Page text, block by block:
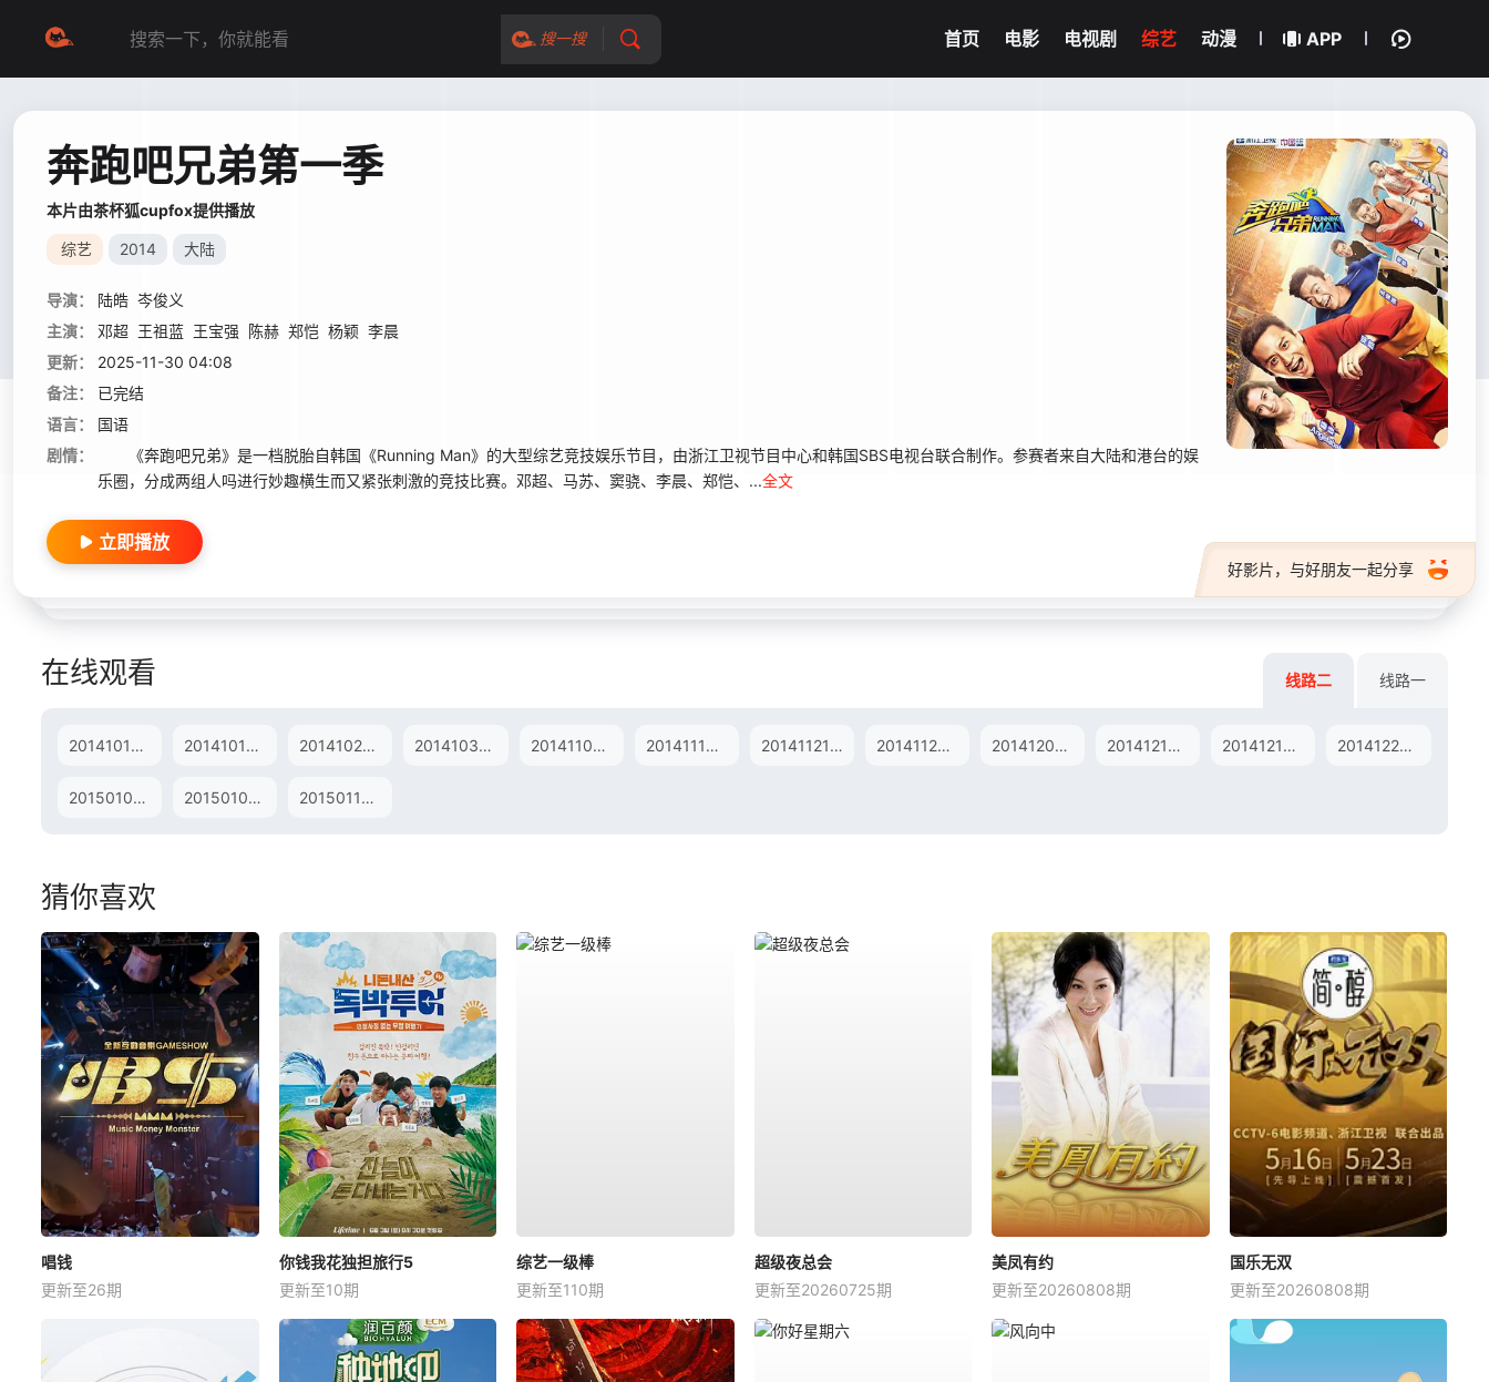
搜一搜 首页 电影 电视剧 综艺 动漫 APP
奔跑吧兄弟第一季
本片由茶杯狐cupfox提供播放
综艺 2014 大陆
导演： 陆皓 岑俊义
主演：
邓超 王祖蓝 王宝强 陈赫 郑恺 杨颖 李晨
更新：
2025-11-30 04:08
备注：
已完结
语言：
国语
剧情：
《奔跑吧兄弟》是一档脱胎自韩国《Running Man》的大型综艺竞技娱乐节目，由浙江卫视节目中心和韩国SBS电视台联合制作。参赛者来自大陆和港台的娱
乐圈，分成两组人吗进行妙趣横生而又紧张刺激的竞技比赛。邓超、马苏、窦骁、李晨、郑恺、...全文
好影片，与好朋友一起分享
立即播放
在线观看 线路二 线路一
20141010期 20141017期 20141024期 20141031期 20141107期 20141114期 20141121期 20141128期 20141205期 20141212期 20141219期 20141226期
20150102期 20150109期 20150116期
猜你喜欢
唱钱
更新至26期
你钱我花独担旅行5
更新至10期
综艺一级棒
更新至110期
超级夜总会
更新至20260725期
美凤有约
更新至20260808期
国乐无双
更新至20260808期